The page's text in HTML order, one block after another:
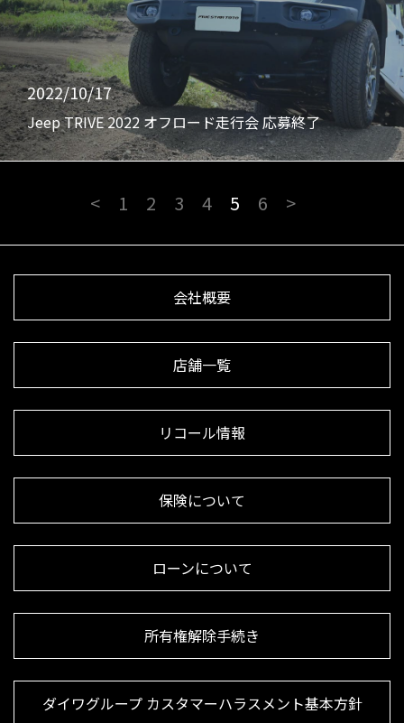
2022/10/17
Jeep TRIVE 2022 オフロード走行会 応募終了
< 1 2 3 4 5 6 >
会社概要
店舗一覧
リコール情報
保険について
ローンについて
所有権解除手続き
ダイワグループ カスタマーハラスメント基本方針